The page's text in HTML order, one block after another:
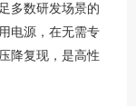
多数研发场景的
电源，在无需专
降复现，是高性